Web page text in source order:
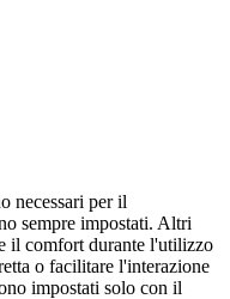
necessari per il
sempre impostati. Altri
il comfort durante l'utilizzo
o facilitare l'interazione
impostati solo con il